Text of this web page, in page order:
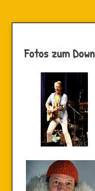
Fotos zum